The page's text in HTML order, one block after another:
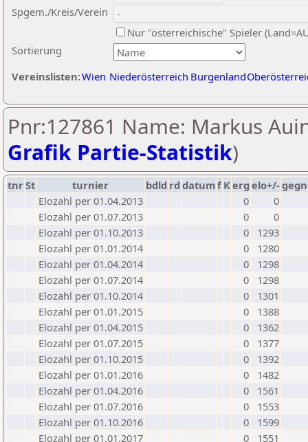
Sortierung
Spgem./Kreis/Verein
Nur "österreichische" Spieler
Vereinslisten:Wien Niederösterreich Burgenland
Pnr:127861 Name: Markus
Grafik Partie-Statistik)
tnrSt turnier bdld rd datumf Kerg elo+/-
Elozahl per 01.04.2013
0
0
Elozahl per 01.07.2013
0
0
Elozahl per 01.10.2013
0
1293
Elozahl per 01.01.2014
0
1280
Elozahl per 01.04.2014
0
1298
Elozahl per 01.07.2014
0
1298
Elozahl per 01.10.2014
0
1301
Elozahl per 01.01.2015
0
1388
Elozahl per 01.04.2015
0
1362
Elozahl per 01.07.2015
0
1377
Elozahl per 01.10.2015
0
1392
Elozahl per 01.01.2016
0
1482
Elozahl per 01.04.2016
0
1561
Elozahl per 01.07.2016
0
1553
Elozahl per 01.10.2016
0
1599
Elozahl per 01.01.2017
0
1551